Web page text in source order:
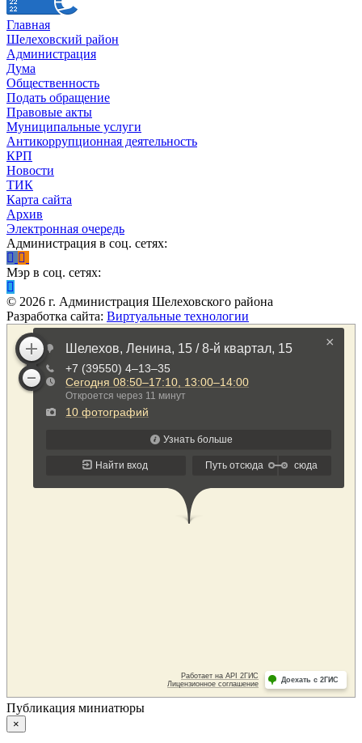
Главная
Шелеховский район
Администрация
Дума
Общественность
Подать обращение
Правовые акты
Муниципальные услуги
Антикоррупционная деятельность
КРП
Новости
ТИК
Карта сайта
Архив
Электронная очередь
Администрация в соц. сетях:
Мэр в соц. сетях:
© 2026 г. Администрация Шелеховского района
Разработка сайта: Виртуальные технологии
Публикация миниатюры
×